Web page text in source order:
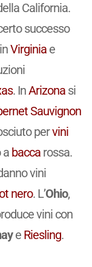
California.
successo
Virginiae
. InArizonasi
Sauvignon
pervini
a baccarossa.
vini
nero. L’Ohio,
vini con
e Riesling.